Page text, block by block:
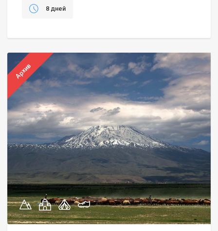
8 дней
Архив